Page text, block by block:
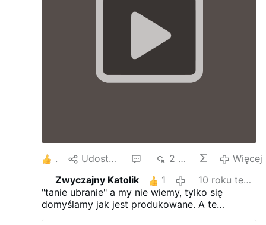
4 Udostępnij 2 tys.
Więcej
Zwyczajny Katolik
1
10 roku temu
"tanie ubranie" a my nie wiemy, tylko się
domyślamy jak jest produkowane. A te